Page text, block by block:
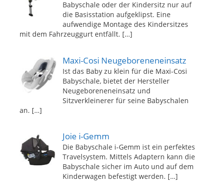
Babyschale oder der Kindersitz nur auf
die Basisstation aufgeklipst. Eine
aufwendige Montage des Kindersitzes
mit dem Fahrzeuggurt entfällt. […]
Maxi-Cosi Neugeboreneneinsatz
Ist das Baby zu klein für die Maxi-Cosi
Babyschale, bietet der Hersteller
Neugeboreneneinsatz und
Sitzverkleinerer für seine Babyschalen
an. […]
Joie i-Gemm
Die Babyschale i-Gemm ist ein perfektes
Travelsystem. Mittels Adaptern kann die
Babyschale sicher im Auto und auf dem
Kinderwagen befestigt werden. […]